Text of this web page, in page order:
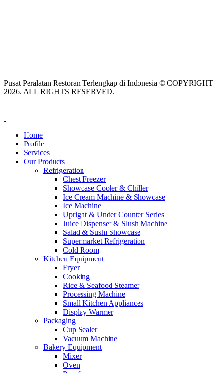
Pusat Peralatan Restoran Terlengkap di Indonesia © COPYRIGHT
2026. ALL RIGHTS RESERVED.
Home
Profile
Services
Our Products
Refrigeration
Chest Freezer
Showcase Cooler & Chiller
Ice Cream Machine & Showcase
Ice Machine
Upright & Under Counter Series
Juice Dispenser & Slush Machine
Salad & Sushi Showcase
Supermarket Refrigeration
Cold Room
Kitchen Equipment
Fryer
Cooking
Rice & Seafood Steamer
Processing Machine
Small Kitchen Appliances
Display Warmer
Packaging
Cup Sealer
Vacuum Machine
Bakery Equipment
Mixer
Oven